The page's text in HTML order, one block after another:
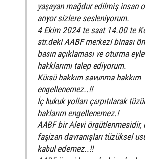
yaşayan mağdur edilmiş insan
arıyor sizlere sesleniyorum.
4 Ekim 2024 te saat 14.00 te
str.deki AABF merkezi binası
basın açıklaması ve oturma
hakklarımı talep ediyorum.
Kürsü hakkım savunma hakkım
engellenemez..!!
İç hukuk yolları çarpıtılarak
haklarım engellenemez.!
AABF bir Alevi örgütlenmesidir,
faşizan davranışları tüzüksel
kabul edemez..!!